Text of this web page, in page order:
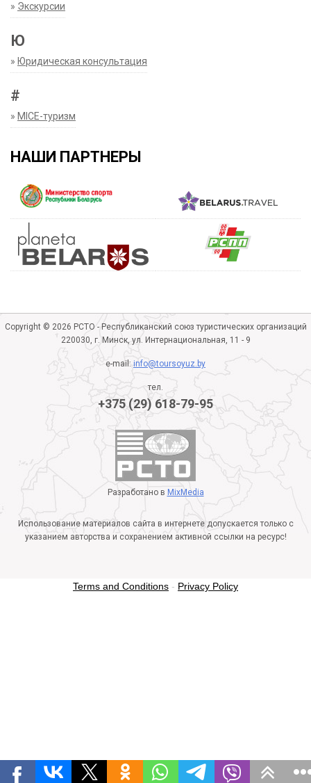
» Экскурсии
Ю
» Юридическая консультация
#
» MICE-туризм
НАШИ ПАРТНЕРЫ
Copyright © 2026 РСТО - Республиканский союз туристических организаций
220030, г. Минск, ул. Интернациональная, 11 - 9
e-mail:info@toursoyuz.by
тел.
+375 (29) 618-79-95
Разработано в MixMedia
Использование материалов сайта в интернете допускается только с
указанием авторства и сохранением активной ссылки на ресурс!
Terms and Conditions - Privacy Policy